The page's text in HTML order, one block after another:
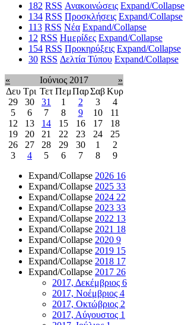
182 RSS Ανακοινώσεις Expand/Collapse
134 RSS Προσκλήσεις Expand/Collapse
113 RSS Νέα Expand/Collapse
12 RSS Ημερίδες Expand/Collapse
154 RSS Προκηρύξεις Expand/Collapse
30 RSS Δελτία Τύπου Expand/Collapse
« Ιούνιος 2017
»
Δευ Τρι Τετ ΠεμΠαρΣαβΚυρ
29
30 31 1 2 3
4
5
6 7 8 9 10
11
12
13 14 15 16 17
18
19
20 21 22 23 24
25
26
27 28 29 30 1
2
3
4 5 6 7 8
9
Expand/Collapse 2026 16
Expand/Collapse 2025 33
Expand/Collapse 2024 22
Expand/Collapse 2023 33
Expand/Collapse 2022 13
Expand/Collapse 2021 18
Expand/Collapse 2020 9
Expand/Collapse 2019 15
Expand/Collapse 2018 17
Expand/Collapse 2017 26
2017, Δεκέμβριος 6
2017, Νοέμβριος 4
2017, Οκτώβριος 2
2017, Αύγουστος 1